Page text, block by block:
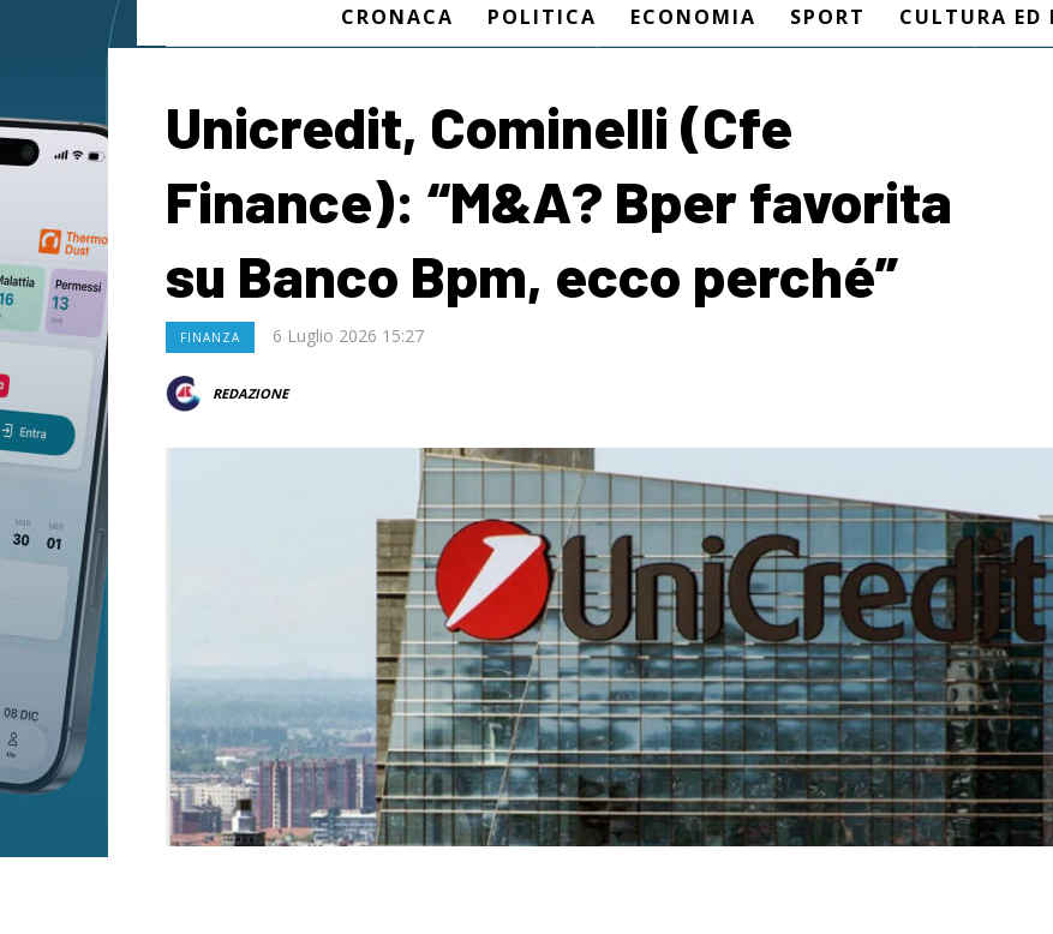
CRONACA POLITICA ECONOMIA SPORT CULTURA ED
Unicredit, Cominelli (Cfe
Finance): “M&A? Bper favorita
su Banco Bpm, ecco perché”
FINANZA 6 Luglio 2026 15:27
REDAZIONE